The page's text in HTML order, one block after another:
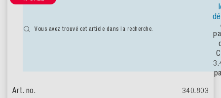
Vous avez trouvé cet article dans la recherche.
340.803